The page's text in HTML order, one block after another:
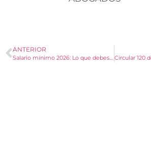
ANTERIOR
Salario mínimo 2026: Lo que debes saber y sus implicaciones legales.